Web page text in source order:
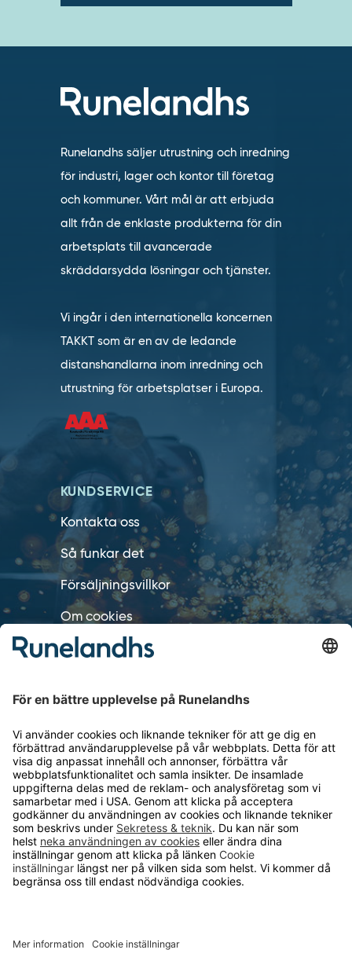
Runelandhs säljer utrustning och inredning
för industri, lager och kontor till företag
och kommuner. Vårt mål är att erbjuda
allt från de enklaste produkterna för din
arbetsplats till avancerade
skräddarsydda lösningar och tjänster.
Vi ingår i den internationella koncernen
TAKKT som är en av de ledande
distanshandlarna inom inredning och
utrustning för arbetsplatser i Europa.
KUNDSERVICE
Kontakta oss
Så funkar det
Försäljningsvillkor
Om cookies
Personuppgiftshantering
OM RUNELANDHS
Om Runelandhs
Köpvillkor
Därför ska du välja oss
Lediga jobb
Kvalitets- och miljöpolicy